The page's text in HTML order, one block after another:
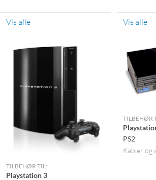
Vis alle Vis alle
TILBEHØR TIL:
Playstation 3
TILBEHØR
PS2
Kabler og